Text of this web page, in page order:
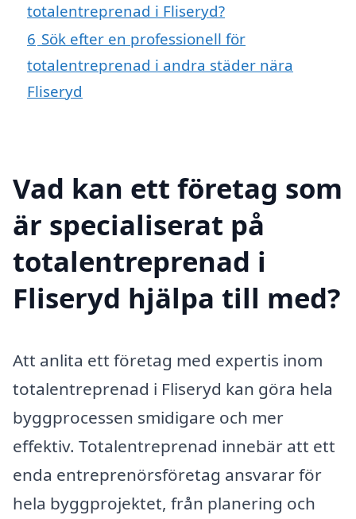
totalentreprenad i Fliseryd?
6 Sök efter en professionell för
totalentreprenad i andra städer nära
Fliseryd
Vad kan ett företag som
är specialiserat på
totalentreprenad i
Fliseryd hjälpa till med?
Att anlita ett företag med expertis inom
totalentreprenad i Fliseryd kan göra hela
byggprocessen smidigare och mer
effektiv. Totalentreprenad innebär att ett
enda entreprenörsföretag ansvarar för
hela byggprojektet, från planering och